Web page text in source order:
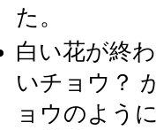
た。
白い花が終
いチョウ？
ョウのよう